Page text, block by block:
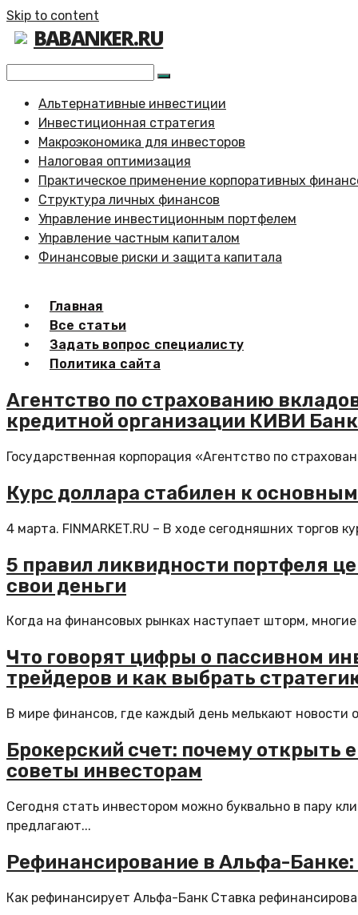
Skip to content
BABANKER.RU
Альтернативные инвестиции
Инвестиционная стратегия
Макроэкономика для инвесторов
Налоговая оптимизация
Практическое применение корпоративных
Структура личных финансов
Управление инвестиционным портфелем
Управление частным капиталом
Финансовые риски и защита капитала
Главная
Все статьи
Задать вопрос специалисту
Политика сайта
Агентство по страхованию
кредитной организации КИВИ
Государственная корпорация «Агeнтство по
Курс доллара стабилен к
4 марта. FINMARKET.RU – В ходе сегодняшних
5 правил ликвидности портфеля
свои деньги
Когда на финансовых рынках наступает шторм,
Что говорят цифры о пассивном
трейдеров и как выбрать
В мире финансов, где каждый день мелькают новости
Брокерский счет: почему
советы инвесторам
Сегодня стать инвестором можно буквально в пару
предлагают...
Рефинансирование в Альфа-
Как рефинансирует Альфа-Банк Ставка